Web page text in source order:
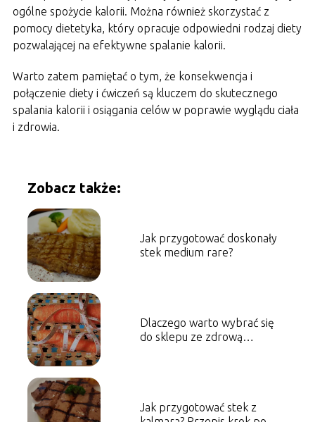
ogólne spożycie kalorii. Można również skorzystać z
pomocy dietetyka, który opracuje odpowiedni rodzaj diety
pozwalającej na efektywne spalanie kalorii.
Warto zatem pamiętać o tym, że konsekwencja i
połączenie diety i ćwiczeń są kluczem do skutecznego
spalania kalorii i osiągania celów w poprawie wyglądu ciała
i zdrowia.
Zobacz także:
Jak przygotować doskonały
stek medium rare?
Dlaczego warto wybrać się
do sklepu ze zdrową
Jak przygotować stek z